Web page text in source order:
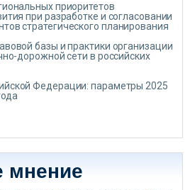
приоритетов
при разработке и согласовании
стратегического планирования
базы и практики организации
дорожной сети в российских
Федерации: параметры 2025
мнение